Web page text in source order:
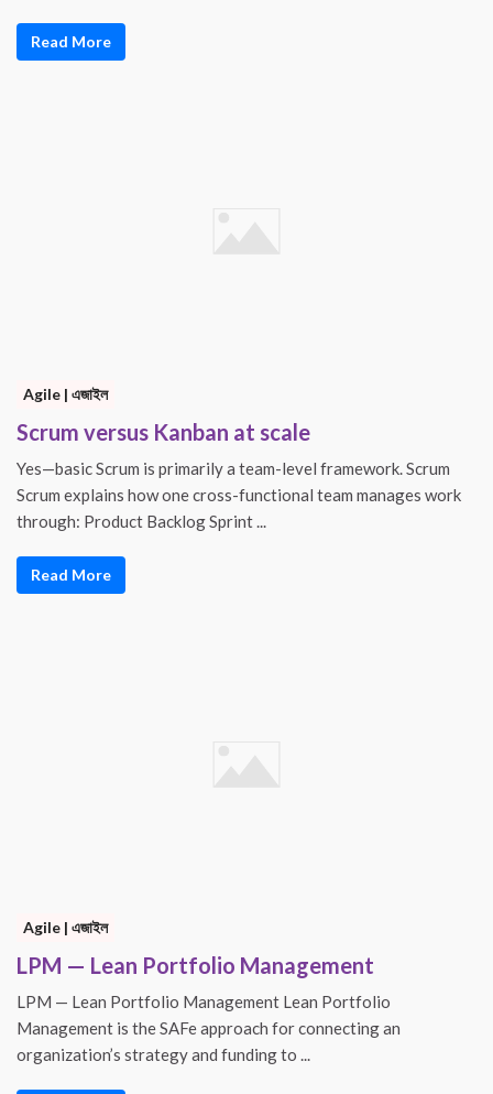
Read More
Agile | এজাইল
Scrum versus Kanban at scale
Yes—basic Scrum is primarily a team-level framework. Scrum
Scrum explains how one cross-functional team manages work
through: Product Backlog Sprint ...
Read More
Agile | এজাইল
LPM — Lean Portfolio Management
LPM — Lean Portfolio Management Lean Portfolio
Management is the SAFe approach for connecting an
organization’s strategy and funding to ...